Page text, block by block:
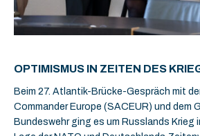
OPTIMISMUS IN ZEITEN DES
Beim 27. Atlantik-Brücke-Gespräch mit
Commander Europe (SACEUR) und dem
Bundeswehr ging es um Russlands Krieg